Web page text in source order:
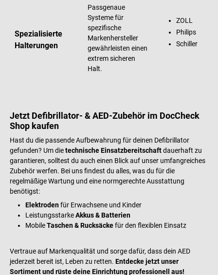
Spezialisierte
Halterungen
Passgenaue
Systeme für
spezifische
Markenhersteller
gewährleisten einen
extrem sicheren
Halt.
ZOLL
Philips
Schiller
Jetzt Defibrillator- & AED-Zubehör im DocCheck
Shop kaufen
Hast du die passende Aufbewahrung für deinen Defibrillator
gefunden? Um dietechnische Einsatzbereitschaftdauerhaft zu
garantieren, solltest du auch einen Blick auf unser umfangreiches
Zubehör werfen. Bei uns findest du alles, was du für die
regelmäßige Wartung und eine normgerechte Ausstattung
benötigst:
Elektrodenfür Erwachsene und Kinder
LeistungsstarkeAkkus & Batterien
MobileTaschen & Rucksäckefür den flexiblen Einsatz
Vertraue auf Markenqualität und sorge dafür, dass dein AED
jederzeit bereit ist, Leben zu retten. Entdecke jetzt unser
Sortiment und rüste deine Einrichtung professionell aus!